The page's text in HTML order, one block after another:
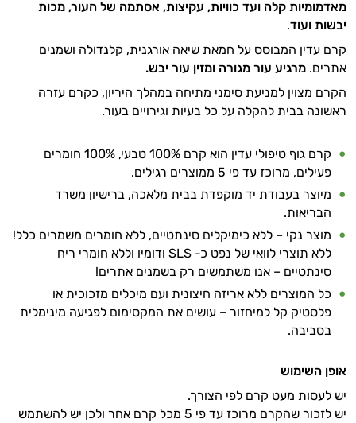
מאדמומיות קלה ועד כוויות, עקיצות, אסתמה של העור, מכות
יבשות ועוד.
קרם עדין המבוסס על חמאת שיאה אורגנית, קלנדולה ושמנים
אתרים. מרגיע עור מגורה ומזין עור יבש.
הקרם מצוין למניעת סימני מתיחה במהלך היריון, כקרם עזרה
ראשונה בבית להקלה על כל בעיות וגירויים בעור.
קרם גוף טיפולי עדין הוא קרם 100% טבעי, 100% חומרים
פעילים, מרוכז עד פי 5 ממוצרים רגילים.
מיוצר בעבודת יד מוקפדת בבית מלאכה, ברישיון משרד
הבריאות.
מוצר נקי – ללא כימיקלים סינתטיים, ללא חומרים משמרים כלל!
ללא תוצרי לוואי של נפט כ- SLS ודומיו וללא חומרי ריח
סינתטיים – אנו משתמשים רק בשמנים אתרים!
כל המוצרים ללא אריזה חיצונית ועם מיכלים מזכוכית או
פלסטיק קל למיחזור – עושים את המקסימום לפגיעה מינימלית
בסביבה.
אופן השימוש
יש לעסות מעט קרם לפי הצורך.
יש לזכור שהקרם מרוכז עד פי 5 מכל קרם אחר ולכן יש להשתמש